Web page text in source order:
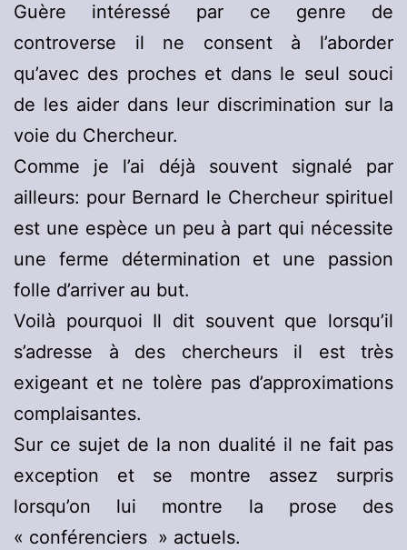
Guère intéressé par ce genre de
controverse il ne consent à l’aborder
qu’avec des proches et dans le seul souci
de les aider dans leur discrimination sur la
voie du Chercheur.
Comme je l’ai déjà souvent signalé par
ailleurs: pour Bernard le Chercheur spirituel
est une espèce un peu à part qui nécessite
une ferme détermination et une passion
folle d’arriver au but.
Voilà pourquoi Il dit souvent que lorsqu’il
s’adresse à des chercheurs il est très
exigeant et ne tolère pas d’approximations
complaisantes.
Sur ce sujet de la non dualité il ne fait pas
exception et se montre assez surpris
lorsqu’on lui montre la prose des
« conférenciers » actuels.